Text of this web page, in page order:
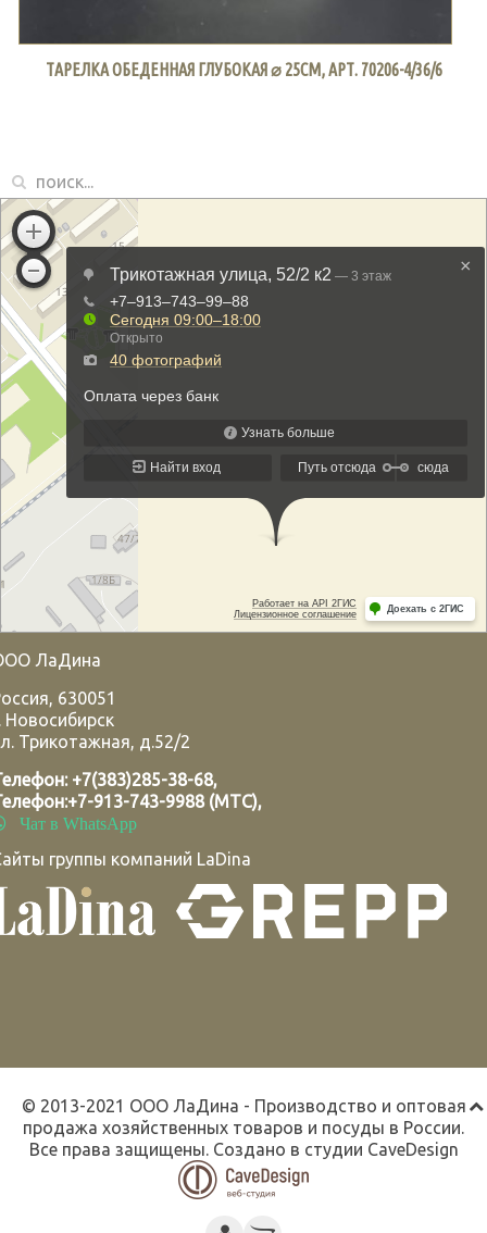
ТАРЕЛКА ОБЕДЕННАЯ ГЛУБОКАЯ ⌀ 25СМ, АРТ. 70206-4/36/6
ЛаДина
, 630051
Новосибирск
Трикотажная, д.52/2
+7(383)285-38-68,
+7-913-743-9988 (МТС),
Чат в WhatsApp
группы компаний LaDina
© 2013-2021 ООО ЛаДина - Производство и оптовая
продажа хозяйственных товаров и посуды в России.
Все права защищены. Создано в студии CaveDesign